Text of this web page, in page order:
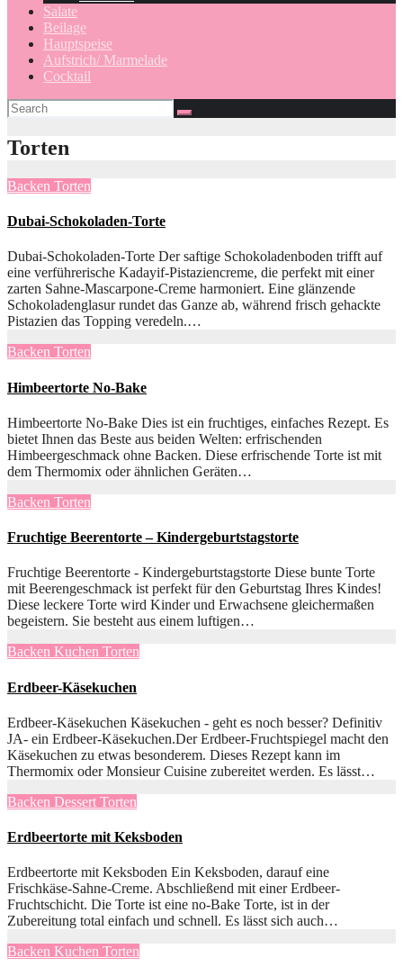
Salate
Beilage
Hauptspeise
Aufstrich/ Marmelade
Cocktail
Torten
Backen Torten
Dubai-Schokoladen-Torte
Dubai-Schokoladen-Torte Der saftige Schokoladenboden trifft auf
eine verführerische Kadayif-Pistaziencreme, die perfekt mit einer
zarten Sahne-Mascarpone-Creme harmoniert. Eine glänzende
Schokoladenglasur rundet das Ganze ab, während frisch gehackte
Pistazien das Topping veredeln.…
Backen Torten
Himbeertorte No-Bake
Himbeertorte No-Bake Dies ist ein fruchtiges, einfaches Rezept. Es
bietet Ihnen das Beste aus beiden Welten: erfrischenden
Himbeergeschmack ohne Backen. Diese erfrischende Torte ist mit
dem Thermomix oder ähnlichen Geräten…
Backen Torten
Fruchtige Beerentorte – Kindergeburtstagstorte
Fruchtige Beerentorte - Kindergeburtstagstorte Diese bunte Torte
mit Beerengeschmack ist perfekt für den Geburtstag Ihres Kindes!
Diese leckere Torte wird Kinder und Erwachsene gleichermaßen
begeistern. Sie besteht aus einem luftigen…
Backen Kuchen Torten
Erdbeer-Käsekuchen
Erdbeer-Käsekuchen Käsekuchen - geht es noch besser? Definitiv
JA- ein Erdbeer-Käsekuchen.Der Erdbeer-Fruchtspiegel macht den
Käsekuchen zu etwas besonderem. Dieses Rezept kann im
Thermomix oder Monsieur Cuisine zubereitet werden. Es lässt…
Backen Dessert Torten
Erdbeertorte mit Keksboden
Erdbeertorte mit Keksboden Ein Keksboden, darauf eine
Frischkäse-Sahne-Creme. Abschließend mit einer Erdbeer-
Fruchtschicht. Die Torte ist eine no-Bake Torte, ist in der
Zubereitung total einfach und schnell. Es lässt sich auch…
Backen Kuchen Torten